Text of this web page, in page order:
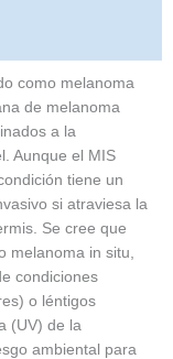
como melanoma
de melanoma
a la
Aunque el MIS
tiene un
si atraviesa la
Se cree que
melanoma in situ,
condiciones
o léntigos
(UV) de la
ambiental para